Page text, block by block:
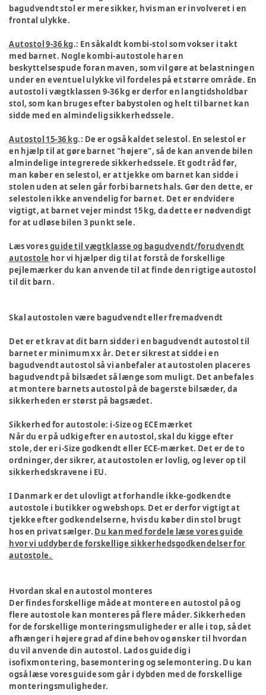
bagudvendt stol er mere sikker, hvis man er involveret i en
frontal ulykke.
Autostol 9-36 kg.: En såkaldt kombi-stol som vokser i takt
med barnet. Nogle kombi-autostole har en
beskyttelsespude foran maven, som vil gøre at belastningen
under en eventuel ulykke vil fordeles på et større område. En
autostol i vægtklassen 9-36 kg er derfor en langtidsholdbar
stol, som kan bruges efter babystolen og helt til barnet kan
sidde med en almindelig sikkerhedssele.
Autostol 15-36 kg.: De er også kaldet selestol. En selestol er
en hjælp til at gøre barnet "højere", så de kan anvende bilen
almindelige integrerede sikkerhedssele. Et godt råd før,
man køber en selestol, er at tjekke om barnet kan sidde i
stolen uden at selen går forbi barnets hals. Gør den dette, er
selestolen ikke anvendelig for barnet. Det er endvidere
vigtigt, at barnet vejer mindst 15 kg, da dette er nødvendigt
for at udløse bilen 3 punkt sele.
Læs voresguide til vægtklasse og bagudvendt/forudvendt
autostole hor vi hjælper dig til at forstå de forskellige
pejlemærker du kan anvende til at finde den rigtige autostol
til dit barn.
Skal autostolen være bagudvendt eller fremadvendt
Det er et krav at dit barn sidder i en bagudvendt autostol til
barnet er minimum xx år. Det er sikrest at sidde i en
bagudvendt autostol så vi anbefaler at autostolen placeres
bagudvendt på bilsædet så længe som muligt. Det anbefales
at montere barnets autostol på de bagerste bilsæder, da
sikkerheden er størst på bagsædet.
Sikkerhed for autostole: i-Size og ECE mærket
Når du er på udkig efter en autostol, skal du kigge efter
stole, der er i-Size godkendt eller ECE-mærket. Det er de to
ordninger, der sikrer, at autostolen er lovlig, og lever op til
sikkerhedskravene i EU.
I Danmark er det ulovligt at forhandle ikke-godkendte
autostole i butikker og webshops. Det er derfor vigtigt at
tjekke efter godkendelserne, hvis du køber din stol brugt
hos en privat sælger. Du kan med fordele læse vores guide
hvor vi uddyber de forskellige sikkerhedsgodkendelser for
autostole.
Hvordan skal en autostol monteres
Der findes forskellige måde at montere en autostol på og
flere autostole kan monteres på flere måder. Sikkerheden
for de forskellige monteringsmuligheder er alle i top, så det
afhænger i højere grad af dine behov og ønsker til hvordan
du vil anvende din autostol. Lad os guide dig i
isofixmontering, basemontering og selemontering. Du kan
også læse vores guide som går i dybden med de forskellige
monteringsmuligheder.